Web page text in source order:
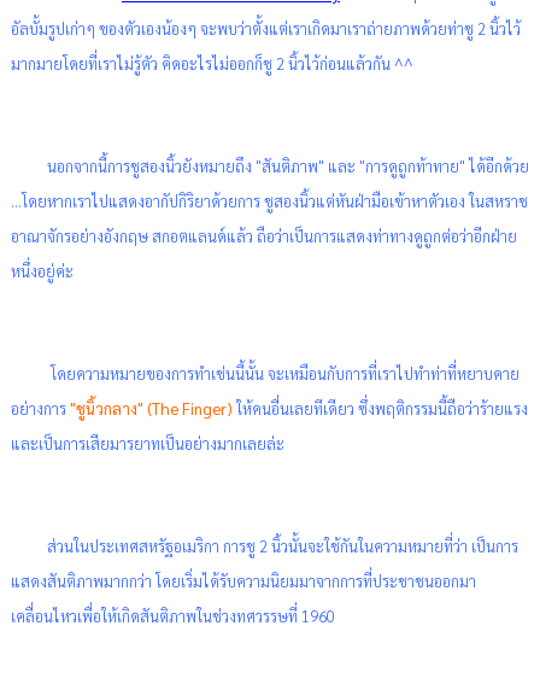
อัลบั้มรูปเก่าๆ ของตัวเองน้องๆ จะพบว่าตั้งแต่เราเกิดมาเราถ่ายภาพด้วยท่าชู 2 นิ้วไว้
มากมายโดยที่เราไม่รู้ตัว คิดอะไรไม่ออกก็ชู 2 นิ้วไว้ก่อนแล้วกัน ^^
นอกจากนี้การชูสองนิ้วยังหมายถึง "สันติภาพ" และ "การดูถูกท้าทาย" ได้อีกด้วย
...โดยหากเราไปแสดงอากัปกิริยาด้วยการ ชูสองนิ้วแต่หันฝ่ามือเข้าหาตัวเอง ในสหราช
อาณาจักรอย่างอังกฤษ สกอตแลนด์แล้ว ถือว่าเป็นการแสดงท่าทางดูถูกต่อว่าอีกฝ่าย
หนึ่งอยู่ค่ะ
โดยความหมายของการทำเช่นนี้นั้น จะเหมือนกับการที่เราไปทำท่าที่หยาบคาย
อย่างการ"ชูนิ้วกลาง" (The Finger)ให้คนอื่นเลยทีเดียว ซึ่งพฤติกรรมนี้ถือว่าร้ายแรง
และเป็นการเสียมารยาทเป็นอย่างมากเลยล่ะ
ส่วนในประเทศสหรัฐอเมริกา การชู 2 นิ้วนั้นจะใช้กันในความหมายที่ว่า เป็นการ
แสดงสันติภาพมากกว่า โดยเริ่มได้รับความนิยมมาจากการที่ประชาชนออกมา
เคลื่อนไหวเพื่อให้เกิดสันติภาพในช่วงทศวรรษที่ 1960